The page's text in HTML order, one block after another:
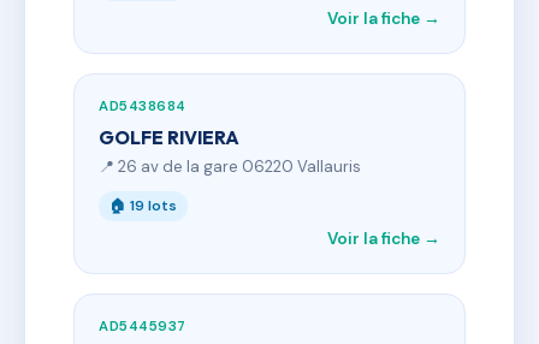
Voir la fiche →
AD5438684
GOLFE RIVIERA
📍 26 av de la gare 06220 Vallauris
🏠 19 lots
Voir la fiche →
AD5445937